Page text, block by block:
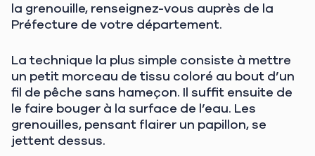
la grenouille, renseignez-vous auprès de la
Préfecture de votre département.
La technique la plus simple consiste à mettre
un petit morceau de tissu coloré au bout d’un
fil de pêche sans hameçon. Il suffit ensuite de
le faire bouger à la surface de l’eau. Les
grenouilles, pensant flairer un papillon, se
jettent dessus.